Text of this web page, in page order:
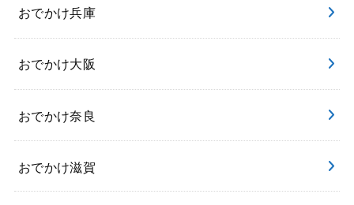
おでかけ兵庫
おでかけ大阪
おでかけ奈良
おでかけ滋賀